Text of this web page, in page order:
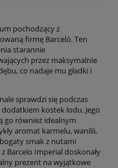
pochodzący z
firmę Barceló. Ten
starannie
przez maksymalnie
co nadaje mu gładki i
sprawdzi się podczas
kostek lodu. Jego
go również idealnym
aromat karmelu, wanilii,
smak z nutami
Barcelo Imperial doskonały
prezent na wyjątkowe